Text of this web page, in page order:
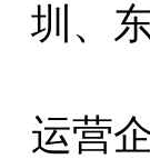
圳、
运营